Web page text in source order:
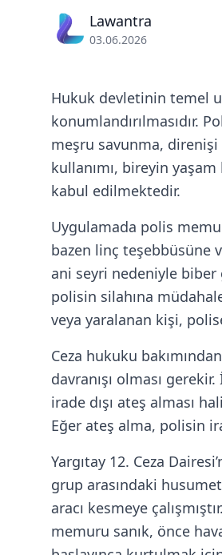
Lawantra
03.06.2026
Hukuk devletinin temel
konumlandırılmasıdır.
meşru savunma, direnişi
kullanımı, bireyin
kabul edilmektedir.
Uygulamada polis
bazen linç teşebbüsüne
ani seyri nedeniyle biber
polisin silahına
veya yaralanan kişi,
Ceza hukuku
davranışı olması
irade dışı ateş alması
Eğer ateş alma, polisin
Yargıtay 12. Ceza
grup arasındaki
aracı kesmeye
memuru sanık, önce